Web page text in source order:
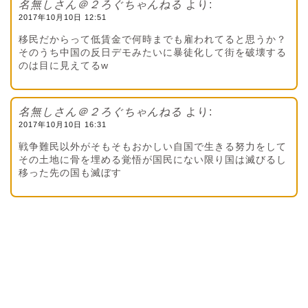
名無しさん＠２ろぐちゃんねる より:
2017年10月10日 12:51
移民だからって低賃金で何時までも雇われてると思うか？
そのうち中国の反日デモみたいに暴徒化して街を破壊する
のは目に見えてるw
名無しさん＠２ろぐちゃんねる より:
2017年10月10日 16:31
戦争難民以外がそもそもおかしい自国で生きる努力をして
その土地に骨を埋める覚悟が国民にない限り国は滅びるし
移った先の国も滅ぼす